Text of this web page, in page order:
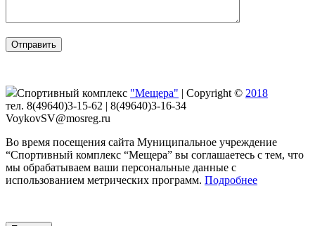
Спортивный комплекс "Мещера" | Copyright © 2018
тел. 8(49640)3-15-62 | 8(49640)3-16-34
VoykovSV@mosreg.ru
Во время посещения сайта Муниципальное учреждение
“Спортивный комплекс “Мещера” вы соглашаетесь с тем, что
мы обрабатываем ваши персональные данные с
использованием метрических программ. Подробнее